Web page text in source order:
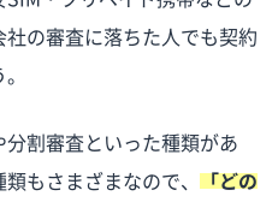
の審査に落ちた人でも契約
割審査といった種類があ
もさまざまなので、 「どの